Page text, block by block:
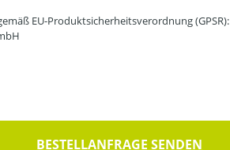
EU-Produktsicherheitsverordnung (GPSR):
BESTELLANFRAGE SENDEN